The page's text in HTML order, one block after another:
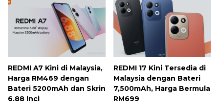
REDMI A7 Kini di Malaysia,
Harga RM469 dengan
Bateri 5200mAh dan Skrin
6.88 Inci
REDMI 17 Kini Tersedia di
Malaysia dengan Bateri
7,500mAh, Harga Bermula
RM699